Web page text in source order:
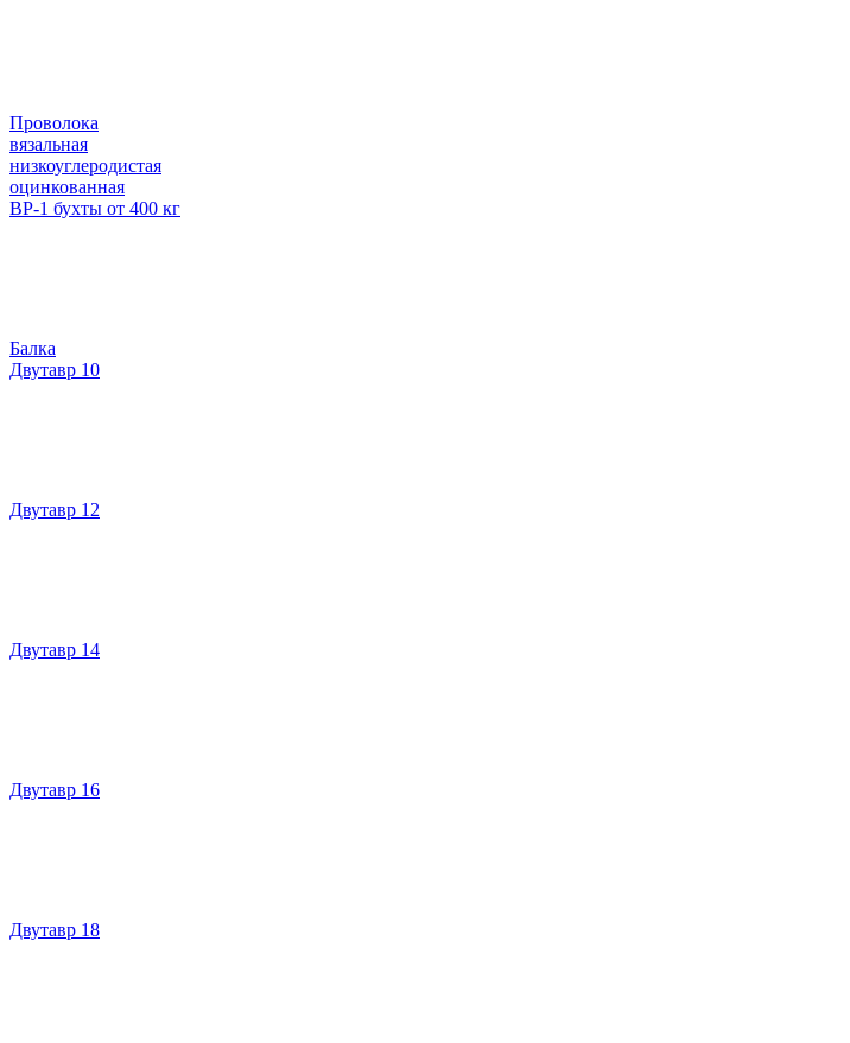
Проволока
вязальная
низкоуглеродистая
оцинкованная
ВР-1 бухты от 400 кг
Балка
Двутавр 10
Двутавр 12
Двутавр 14
Двутавр 16
Двутавр 18